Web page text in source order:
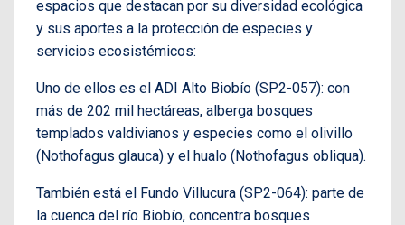
espacios que destacan por su diversidad ecológica
y sus aportes a la protección de especies y
servicios ecosistémicos:
Uno de ellos es el ADI Alto Biobío (SP2-057): con
más de 202 mil hectáreas, alberga bosques
templados valdivianos y especies como el olivillo
(Nothofagus glauca) y el hualo (Nothofagus obliqua).
También está el Fundo Villucura (SP2-064): parte de
la cuenca del río Biobío, concentra bosques